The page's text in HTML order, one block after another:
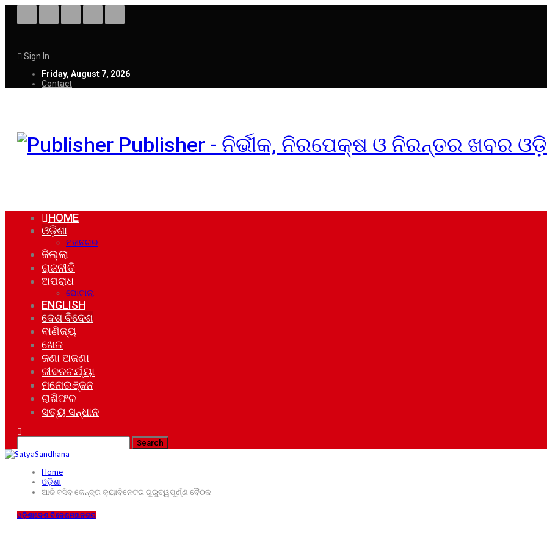
Sign In
Friday, August 7, 2026
Contact
Publisher - ନିର୍ଭୀକ, ନିରପେକ୍ଷ ଓ ନିରନ୍ତର ଖବର
HOME
ଓଡ଼ିଶା
ମହାନଗର
ଜିଲ୍ଲା
ରାଜନୀତି
ଅପରାଧ
ଘୋଟାଲା
ENGLISH
ଦେଶ ବିଦେଶ
ବାଣିଜ୍ୟ
ଖେଳ
ଜଣା ଅଜଣା
ଜୀବନଚର୍ଯ୍ୟା
ମନୋରଞ୍ଜନ
ରାଶିଫଳ
ସତ୍ୟ ସନ୍ଧାନ
Home
ଓଡ଼ିଶା
ଆଜି ବସିବ କେନ୍ଦ୍ର କ୍ୟାବିନେଟର ଗୁରୁତ୍ୱପୂର୍ଣ୍ଣ ବୈଠକ
ଓଡ଼ିଶାଦେଶ ବିଦେଶମହାନଗର